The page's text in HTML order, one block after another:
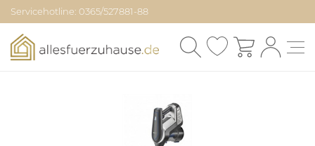
Servicehotline: 0365/527881-88